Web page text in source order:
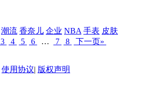
潮流 香奈儿 企业 NBA 手表 皮肤
3 4 5 6 … 7 8 下一页»
使用协议| 版权声明